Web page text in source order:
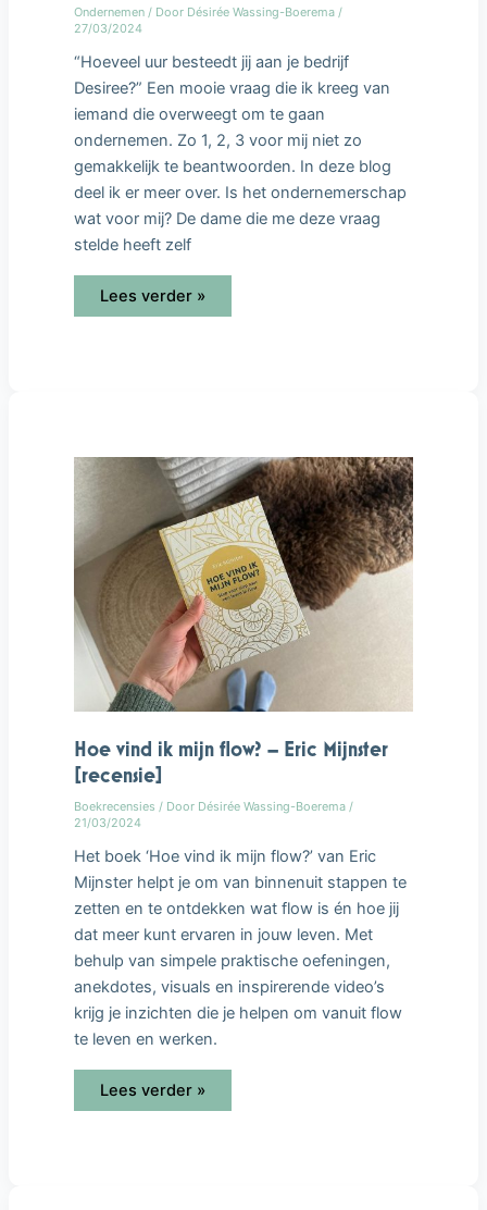
Ondernemen/ Door Désirée Wassing-Boerema /
27/03/2024
“Hoeveel uur besteedt jij aan je bedrijf
Desiree?” Een mooie vraag die ik kreeg van
iemand die overweegt om te gaan
ondernemen. Zo 1, 2, 3 voor mij niet zo
gemakkelijk te beantwoorden. In deze blog
deel ik er meer over. Is het ondernemerschap
wat voor mij? De dame die me deze vraag
stelde heeft zelf
Lees verder »
Hoe vind ik mijn flow? – Eric Mijnster
[recensie]
Boekrecensies / Door Désirée Wassing-Boerema /
21/03/2024
Het boek ‘Hoe vind ik mijn flow?’ van Eric
Mijnster helpt je om van binnenuit stappen te
zetten en te ontdekken wat flow is én hoe jij
dat meer kunt ervaren in jouw leven. Met
behulp van simpele praktische oefeningen,
anekdotes, visuals en inspirerende video’s
krijg je inzichten die je helpen om vanuit flow
te leven en werken.
flow?
[recensie]
Lees verder »